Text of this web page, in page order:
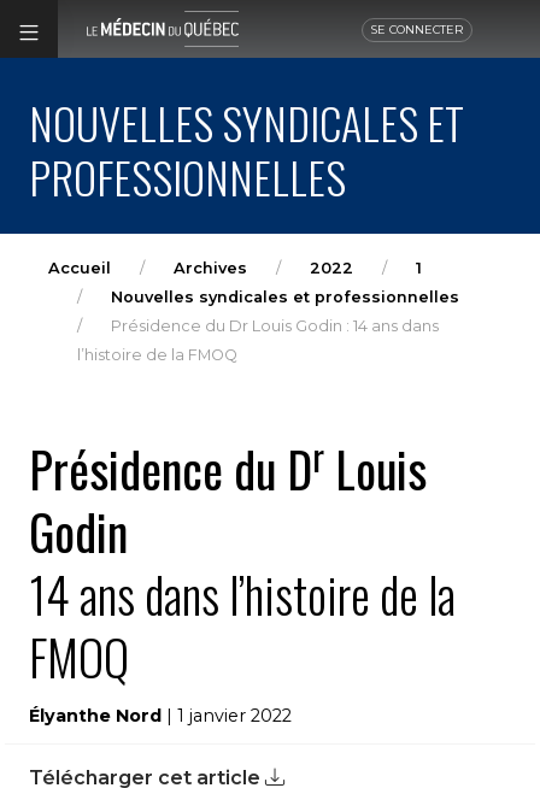
SE CONNECTER
NOUVELLES SYNDICALES ET
PROFESSIONNELLES
Accueil Archives 2022
1
Nouvelles syndicales et professionnelles
Présidence du Dr Louis Godin : 14 ans dans
l’histoire de la FMOQ
Présidence du Dr Louis
Godin
14 ans dans l’histoire de la
FMOQ
Élyanthe Nord | 1 janvier 2022
Télécharger cet article